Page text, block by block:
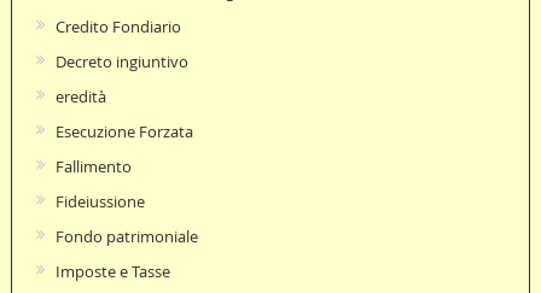
Credito Fondiario
Decreto ingiuntivo
eredità
Esecuzione Forzata
Fallimento
Fideiussione
Fondo patrimoniale
Imposte e Tasse